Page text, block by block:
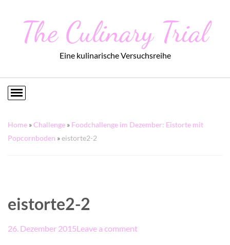
The Culinary Trial
Eine kulinarische Versuchsreihe
Home »Challenge » Foodchallenge im Dezember: Eistorte mit
Popcornboden »eistorte2-2
eistorte2-2
26. Dezember 2015Leave a comment